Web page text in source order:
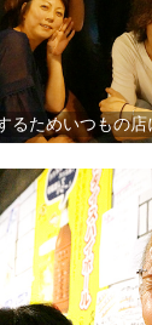
るためいつもの